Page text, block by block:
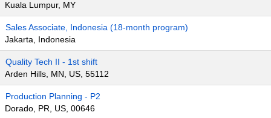
Kuala Lumpur, MY
Sales Associate, Indonesia (18-month program)
Jakarta, Indonesia
Quality Tech II - 1st shift
Arden Hills, MN, US, 55112
Production Planning - P2
Dorado, PR, US, 00646